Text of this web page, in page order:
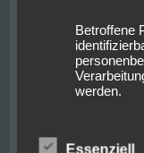
Betroffene
werden.
c)
Essenziell